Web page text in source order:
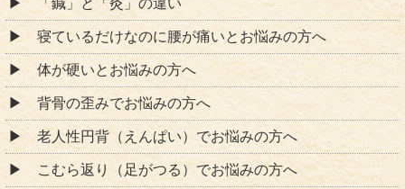
寝ているだけなのに腰が痛いとお悩みの方へ
体が硬いとお悩みの方へ
背骨の歪みでお悩みの方へ
老人性円背（えんぱい）でお悩みの方へ
こむら返り（足がつる）でお悩みの方へ